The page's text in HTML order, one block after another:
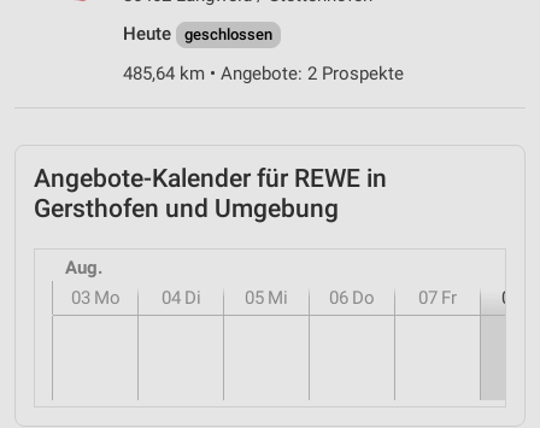
Heute
geschlossen
485,64 km • Angebote: 2 Prospekte
Angebote-Kalender für REWE in
Gersthofen und Umgebung
Aug.
03 Mo 04 Di 05 Mi 06 Do 07 Fr 08